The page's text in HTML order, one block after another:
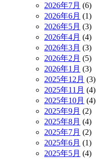
2026年7月 (6)
2026年6月 (1)
2026年5月 (3)
2026年4月 (4)
2026年3月 (3)
2026年2月 (5)
2026年1月 (3)
2025年12月 (3)
2025年11月 (4)
2025年10月 (4)
2025年9月 (2)
2025年8月 (4)
2025年7月 (2)
2025年6月 (1)
2025年5月 (4)